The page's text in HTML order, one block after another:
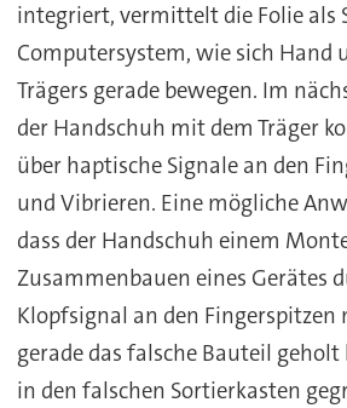
integriert, vermittelt die Folie als
Computersystem, wie sich Hand
Trägers gerade bewegen. Im
der Handschuh mit dem Träger
über haptische Signale an den
und Vibrieren. Eine mögliche
dass der Handschuh einem
Zusammenbauen eines Gerätes
Klopfsignal an den
gerade das falsche Bauteil
in den falschen Sortierkasten